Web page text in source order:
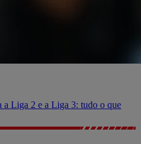
a Liga 2 e a Liga 3: tudo o que